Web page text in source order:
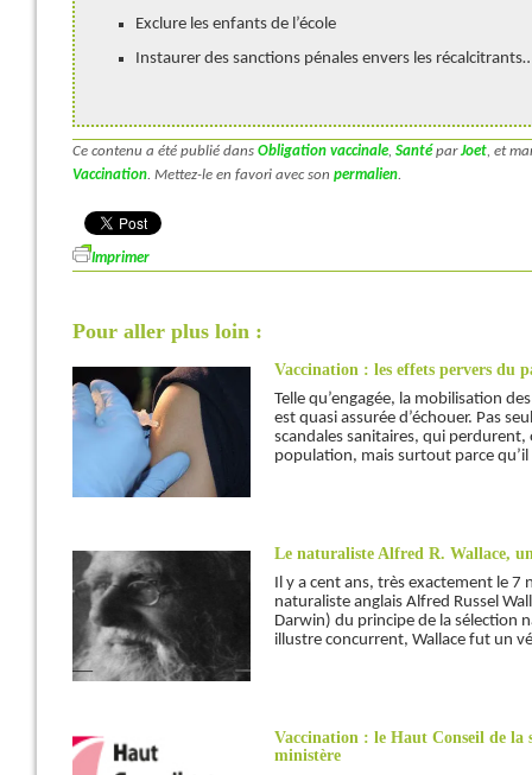
Exclure les enfants de l’école
Instaurer des sanctions pénales envers les
Ce contenu a été publié dans Obligation vaccinale, Santé parJoet, et
Vaccination. Mettez-le en favori avec son permalien.
Imprimer
Pour aller plus loin :
Vaccination : les effets pervers du
Telle qu’engagée, la mobilisation
est quasi assurée d’échouer. Pas
scandales sanitaires, qui perdurent,
population, mais surtout parce qu’il
Le naturaliste Alfred R. Wallace,
Il y a cent ans, très exactement le
naturaliste anglais Alfred Russel
Darwin) du principe de la sélection
illustre concurrent, Wallace fut un
Vaccination : le Haut Conseil de
ministère